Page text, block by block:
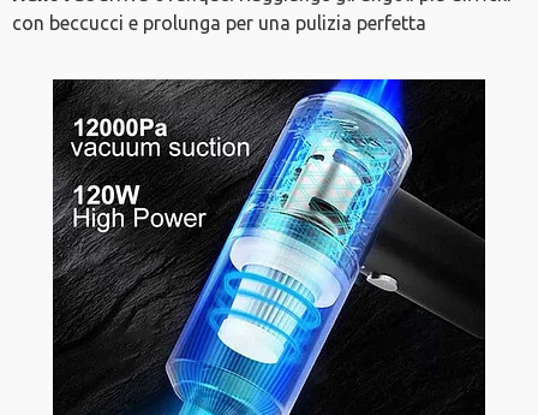
con beccucci e prolunga per una pulizia perfetta